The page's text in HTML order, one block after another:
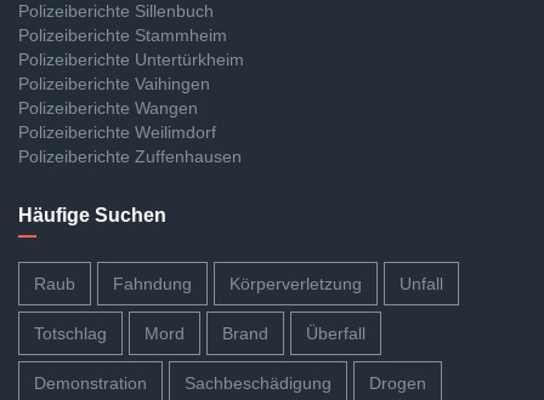
Polizeiberichte Sillenbuch
Polizeiberichte Stammheim
Polizeiberichte Untertürkheim
Polizeiberichte Vaihingen
Polizeiberichte Wangen
Polizeiberichte Weilimdorf
Polizeiberichte Zuffenhausen
Häufige Suchen
Raub Fahndung Körperverletzung Unfall
Totschlag Mord Brand Überfall
Demonstration Sachbeschädigung Drogen